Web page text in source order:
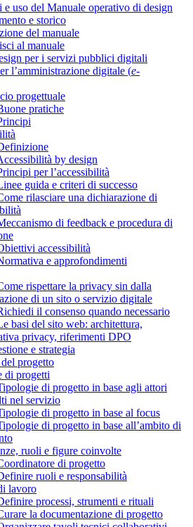
e uso del Manuale operativo di design
e storico
del manuale
al manuale
per i servizi pubblici digitali
l’amministrazione digitale (e-
progettuale
pratiche
by design
per l’accessibilità
guida e criteri di successo
rilasciare una dichiarazione di
di feedback e procedura di
accessibilità
e approfondimenti
rispettare la privacy sin dalla
di un sito o servizio digitale
il consenso quando necessario
basi del sito web: architettura,
privacy, riferimenti DPO
e strategia
progetto
di progetti
di progetto in base agli attori
nel servizio
di progetto in base al focus
di progetto in base all’ambito di
ruoli e figure coinvolte
di progetto
ruoli e responsabilità
lavoro
processi, strumenti e rituali
la documentazione di progetto